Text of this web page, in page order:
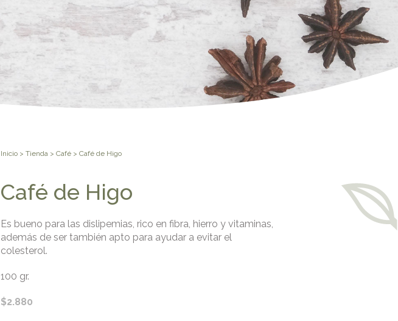
Inicio> Tienda > Café> Café de Higo
Café de Higo
Es bueno para las dislipemias, rico en fibra, hierro y vitaminas,
además de ser también apto para ayudar a evitar el
colesterol.
100 gr.
$2.880